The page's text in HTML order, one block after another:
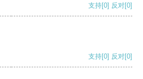
支持[0] 反对[0]
支持[0] 反对[0]